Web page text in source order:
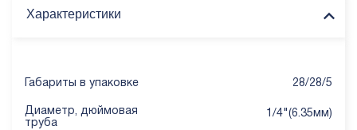
Характеристики
Габариты в упаковке 28/28/5
Диаметр, дюймовая
труба
1/4"(6.35мм)